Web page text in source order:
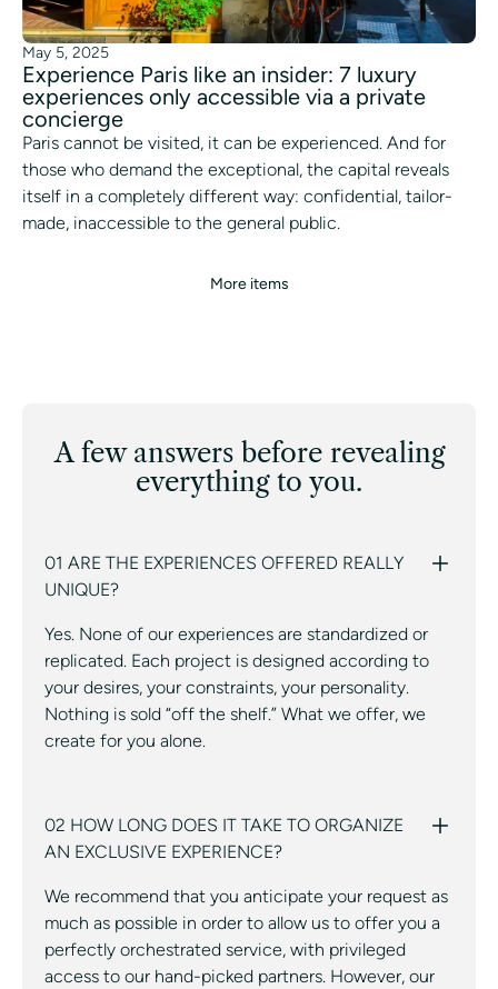
May 5, 2025
Experience Paris like an insider: 7 luxury
experiences only accessible via a private
concierge
Paris cannot be visited, it can be experienced. And for
those who demand the exceptional, the capital reveals
itself in a completely different way: confidential, tailor-
made, inaccessible to the general public.
More items
A few answers before revealing
everything to you.
01 ARE THE EXPERIENCES OFFERED REALLY
UNIQUE?
Yes. None of our experiences are standardized or
replicated. Each project is designed according to
your desires, your constraints, your personality.
Nothing is sold “off the shelf.” What we offer, we
create for you alone.
02 HOW LONG DOES IT TAKE TO ORGANIZE
AN EXCLUSIVE EXPERIENCE?
We recommend that you anticipate your request as
much as possible in order to allow us to offer you a
perfectly orchestrated service, with privileged
access to our hand-picked partners. However, our